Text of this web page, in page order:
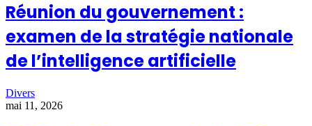
Réunion du gouvernement :
examen de la stratégie nationale
de l’intelligence artificielle
Divers
mai 11, 2026